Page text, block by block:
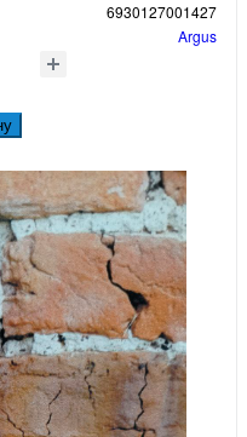
6930127001427
Argus